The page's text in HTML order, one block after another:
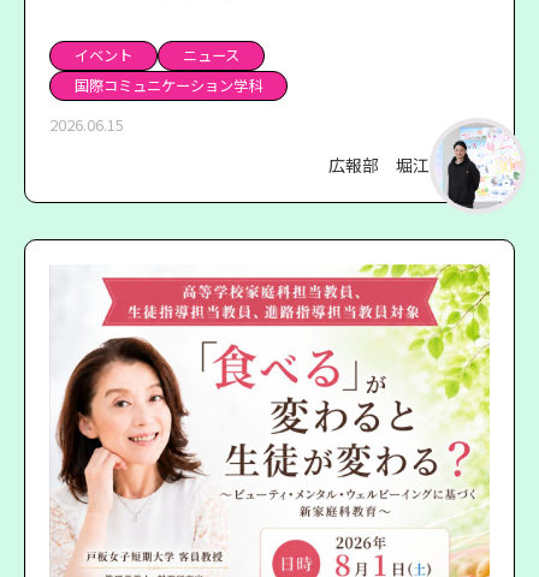
イベント
ニュース
国際コミュニケーション学科
2026.06.15
広報部 堀江